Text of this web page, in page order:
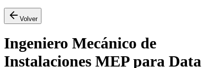
Volver
Ingeniero Mecánico de
Instalaciones MEP para Data